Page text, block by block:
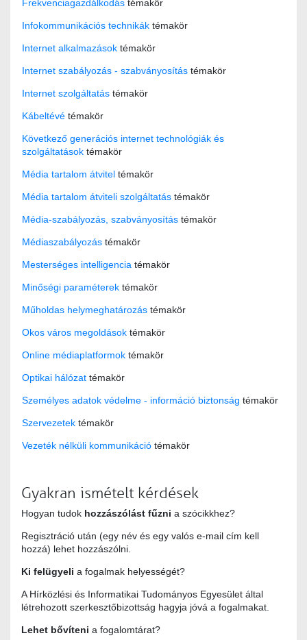
Frekvenciagazdálkodás témakör
Infokommunikációs technikák témakör
Internet alkalmazások témakör
Internet szabályozás - szabványosítás témakör
Internet szolgáltatás témakör
Kábeltévé témakör
Következő generációs internet technológiák és
szolgáltatások témakör
Média tartalom átvitel témakör
Média tartalom átviteli szolgáltatás témakör
Média-szabályozás, szabványosítás témakör
Médiaszabályozás témakör
Mesterséges intelligencia témakör
Minőségi paraméterek témakör
Műholdas helymeghatározás témakör
Okos város megoldások témakör
Online médiaplatformok témakör
Optikai hálózat témakör
Személyes adatok védelme - információ biztonság témakör
Szervezetek témakör
Vezeték nélküli kommunikáció témakör
Gyakran ismételt kérdések
Hogyan tudok hozzászólást fűzni a szócikkhez?
Regisztráció után (egy név és egy valós e-mail cím kell
hozzá) lehet hozzászólni.
Ki felügyeli a fogalmak helyességét?
A Hírközlési és Informatikai Tudományos Egyesület által
létrehozott szerkesztőbizottság hagyja jóvá a fogalmakat.
Lehet bővíteni a fogalomtárat?